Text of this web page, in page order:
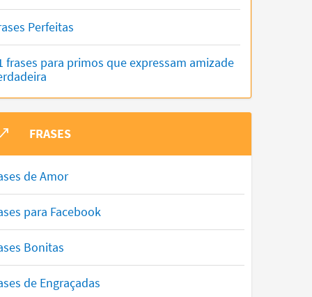
Perfeitas
frases para primos que expressam amizade
FRASES
de Amor
para Facebook
Bonitas
de Engraçadas